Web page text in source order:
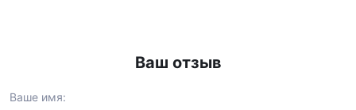
Ваш отзыв
Ваше имя: